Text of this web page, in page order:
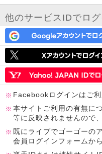
他のサービスIDでロ
Facebookログインはご利
本サイトご利用の有無に
等に反映されませんので
既にライブでゴーゴーの
会員ログインフォームか